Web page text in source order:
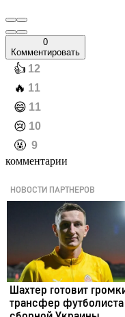
0
Комментировать
️👍 12
️🔥 11
️😄 11
️😢 10
️🤬 9
комментарии